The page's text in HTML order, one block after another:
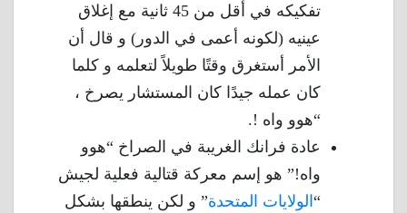
تفكيكه في أقل من 45 ثانية مع إغلاق
عينيه (لكونه أعمى في الدور) و قال أن
الأمر أستغرق وقتًا طويلاً لتعلمه و كلما
كان عمله جيدًا كان المستشار يصرخ ،
“هوو واه !.
عادة فرانك الغريبة في الصراخ “هوو
واه!” هو إسم معركة قتالية فعلية لجيش
“الولايات المتحدة” و لكن ينطقها بشكل